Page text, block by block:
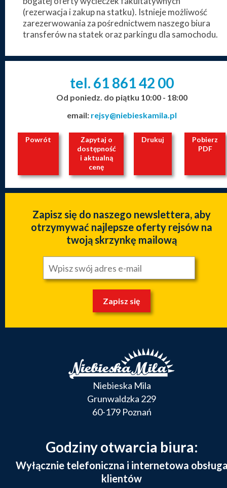
(rezerwacja i zakup na statku). Istnieje możliwość
zarezerwowania za pośrednictwem naszego biura
transferów na statek oraz parkingu dla samochodu.
tel. 61 86142 00
Od poniedz. do piątku 10:00 - 18:00
email: rejsy@niebieskamila.pl
Powrót
Zapytaj o
dostępność
i aktualną
cenę
Drukuj
Pobierz
PDF
Zapisz się do naszego newslettera, aby
otrzymywać najlepsze oferty rejsów na
twoją skrzynkę mailową
Zapisz się
Niebieska Mila
Grunwaldzka 229
60-179 Poznań
Godziny otwarcia biura:
Wyłącznie telefoniczna i internetowa
klientów